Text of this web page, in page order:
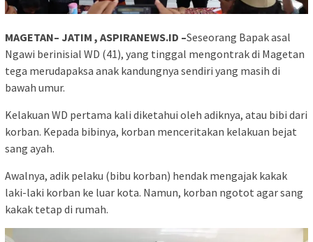
MAGETAN– JATIM , ASPIRANEWS.ID –Seseorang Bapak asal
Ngawi berinisial WD (41), yang tinggal mengontrak di Magetan
tega merudapaksa anak kandungnya sendiri yang masih di
bawah umur.
Kelakuan WD pertama kali diketahui oleh adiknya, atau bibi dari
korban. Kepada bibinya, korban menceritakan kelakuan bejat
sang ayah.
Awalnya, adik pelaku (bibu korban) hendak mengajak kakak
laki-laki korban ke luar kota. Namun, korban ngotot agar sang
kakak tetap di rumah.